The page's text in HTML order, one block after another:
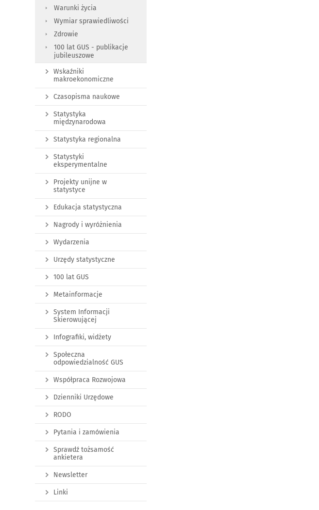
Warunki życia
Wymiar sprawiedliwości
Zdrowie
100 lat GUS - publikacje
jubileuszowe
Wskaźniki
makroekonomiczne
Czasopisma naukowe
Statystyka
międzynarodowa
Statystyka regionalna
Statystyki
eksperymentalne
Projekty unijne w
statystyce
Edukacja statystyczna
Nagrody i wyróżnienia
Wydarzenia
Urzędy statystyczne
100 lat GUS
Metainformacje
System Informacji
Skierowującej
Infografiki, widżety
Społeczna
odpowiedzialność GUS
Współpraca Rozwojowa
Dzienniki Urzędowe
RODO
Pytania i zamówienia
Sprawdź tożsamość
ankietera
Newsletter
Linki